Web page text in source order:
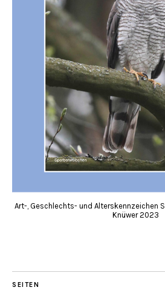
Art-, Geschlechts- und Alterskennzeichen
Knüwer 2023
SEITEN